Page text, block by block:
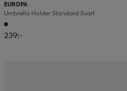
EUROPA
Umbrella Holder Standard Svart
239:-